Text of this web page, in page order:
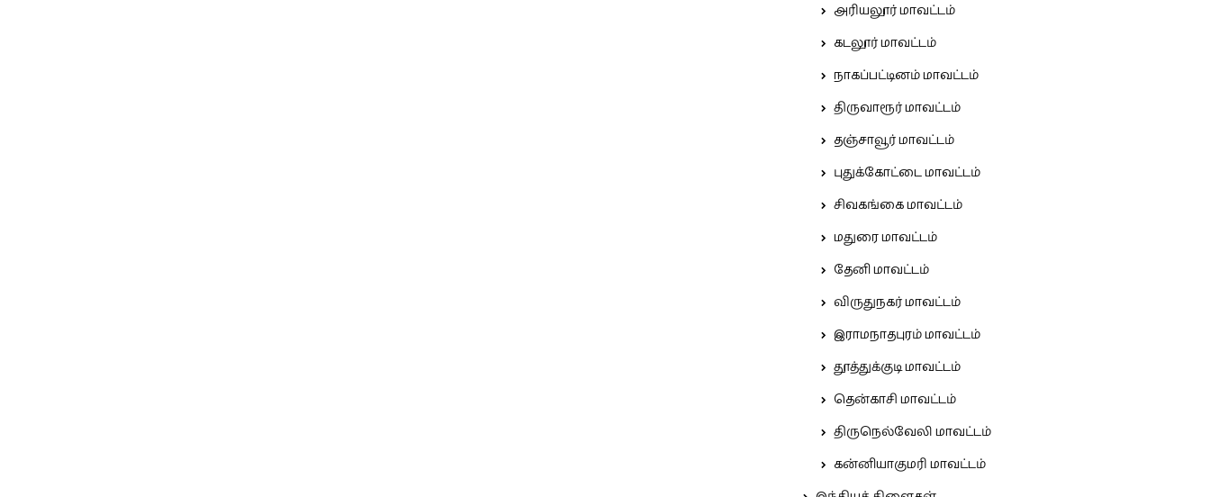
அரியலூர் மாவட்டம்
கடலூர் மாவட்டம்
நாகப்பட்டினம் மாவட்டம்
திருவாரூர் மாவட்டம்
தஞ்சாவூர் மாவட்டம்
புதுக்கோட்டை மாவட்டம்
சிவகங்கை மாவட்டம்
மதுரை மாவட்டம்
தேனி மாவட்டம்
விருதுநகர் மாவட்டம்
இராமநாதபுரம் மாவட்டம்
தூத்துக்குடி மாவட்டம்
தென்காசி மாவட்டம்
திருநெல்வேலி மாவட்டம்
கன்னியாகுமரி மாவட்டம்